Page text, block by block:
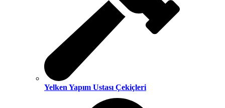
Yelken Yapım Ustası Çekiçleri